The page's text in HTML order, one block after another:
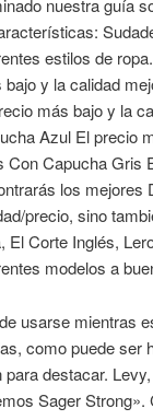
nuestra guía
estilos de
bajo y la calidad
más bajo y la
Azul El precio
Con Capucha Gris
los mejores
precio, sino
El Corte Inglés,
modelos a
usarse mientras
como puede ser
para destacar.
Sager Strong».